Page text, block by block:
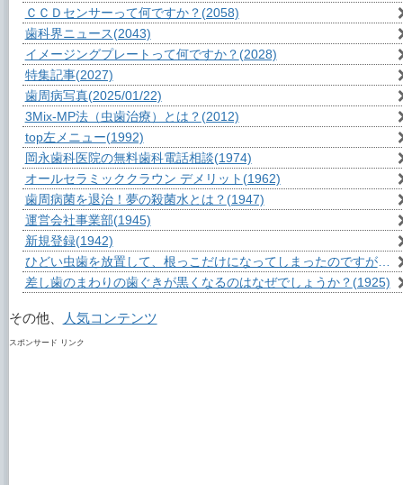
ＣＣＤセンサーって何ですか？ (2058)
歯科界ニュース(2043)
イメージングプレートって何ですか？ (2028)
特集記事(2027)
歯周病写真(2025/01/22)
3Mix-MP法（虫歯治療）とは？ (2012)
top左メニュー(1992)
岡永歯科医院の無料歯科電話相談(1974)
オールセラミッククラウン デメリット (1962)
歯周病菌を退治！夢の殺菌水とは？ (1947)
運営会社事業部(1945)
新規登録(1942)
ひどい虫歯を放置して、根っこだけになってしまったのですが？
差し歯のまわりの歯ぐきが黒くなるのはなぜでしょうか？ (1925)
その他、 人気コンテンツ
スポンサード リンク